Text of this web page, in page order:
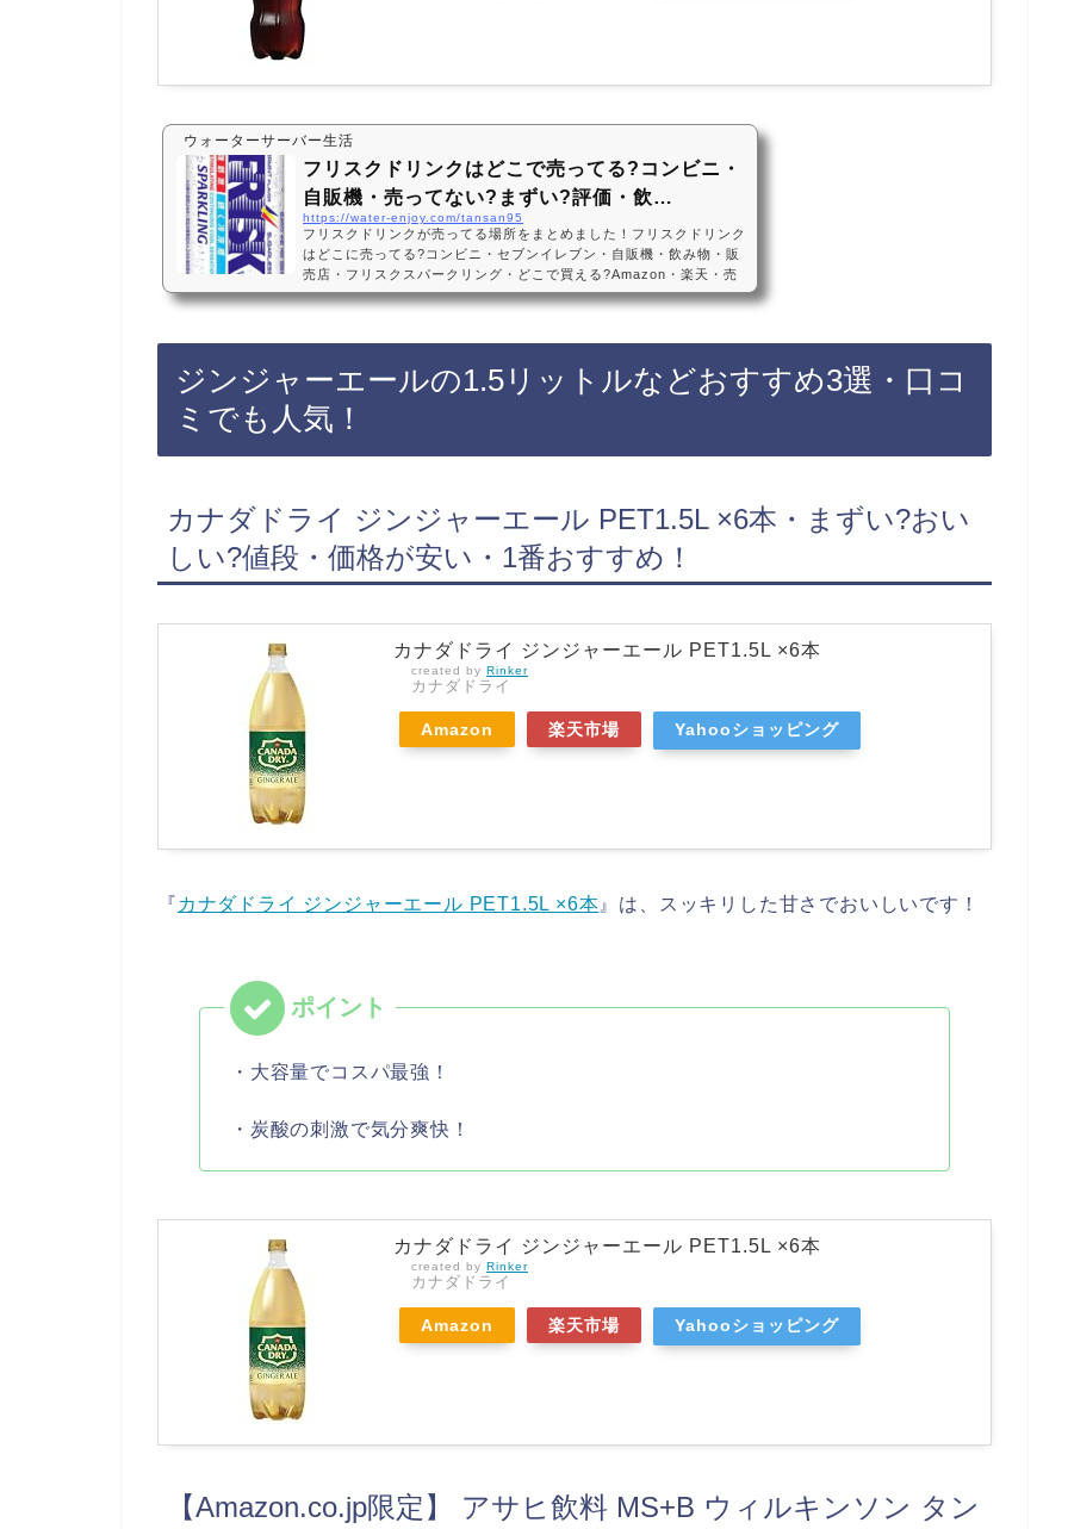
ウォーターサーバー生活
フリスクドリンクはどこで売ってる?コンビニ・
自販機・売ってない?まずい?評価・飲…
https://water-enjoy.com/tansan95
フリスクドリンクが売ってる場所をまとめました！フリスクドリンク
はどこに売ってる?コンビニ・セブンイレブン・自販機・飲み物・販
売店・フリスクスパークリング・どこで買える?Amazon・楽天・売
ってない?ダイドーフリスクドリンクは、セブンイレブンなどのコン
ークリング 250ml x 30個・1ケース FRISK SPARKLING ・まずい?
おいしい?値段…
ジンジャーエールの1.5リットルなどおすすめ3選・口コ
ミでも人気！
カナダドライ ジンジャーエール PET1.5L ×6本・まずい?おい
しい?値段・価格が安い・1番おすすめ！
カナダドライ ジンジャーエール PET1.5L ×6本
created by Rinker
カナダドライ
Amazon 楽天市場 Yahooショッピング
『 カナダドライ ジンジャーエール PET1.5L ×6本 』は、スッキリした甘さでおいしいです！
・大容量でコスパ最強！
・炭酸の刺激で気分爽快！
カナダドライ ジンジャーエール PET1.5L ×6本
created by Rinker
カナダドライ
Amazon 楽天市場 Yahooショッピング
【Amazon.co.jp限定】 アサヒ飲料 MS+B ウィルキンソン タン